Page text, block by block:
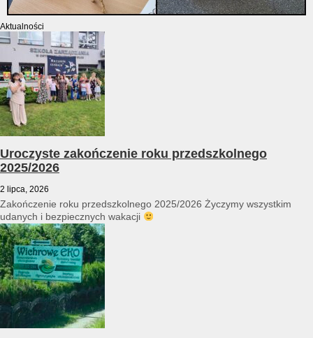
Aktualności
Uroczyste zakończenie roku przedszkolnego
2025/2026
2 lipca, 2026
Zakończenie roku przedszkolnego 2025/2026 Życzymy wszystkim
udanych i bezpiecznych wakacji